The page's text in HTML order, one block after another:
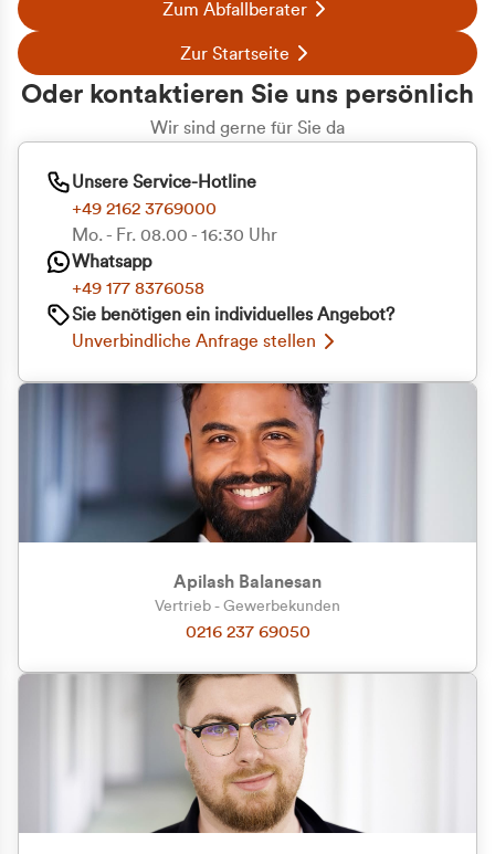
Zu welcher Kundengruppe
gehören Sie?
Privatkunde (inkl. MwSt.)
Geschäftskunde (exkl. MwSt.)
Zum Abfallberater
Zur Startseite
Oder kontaktieren Sie uns persönlich
Wir sind gerne für Sie da
Unsere Service-Hotline
+49 2162 3769000
Mo. - Fr. 08.00 - 16:30 Uhr
Whatsapp
+49 177 8376058
Sie benötigen ein individuelles Angebot?
Unverbindliche Anfrage stellen
Apilash Balanesan
Vertrieb - Gewerbekunden
0216 237 69050